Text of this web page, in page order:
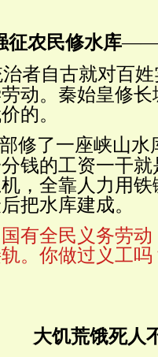
征农民修水库
者自古就对百
动。秦始皇修
的。
修了一座峡山
钱的工资一干
，全靠人力用
把水库建成。
国有全民义务劳
。你做过义工吗
大饥荒饿死人